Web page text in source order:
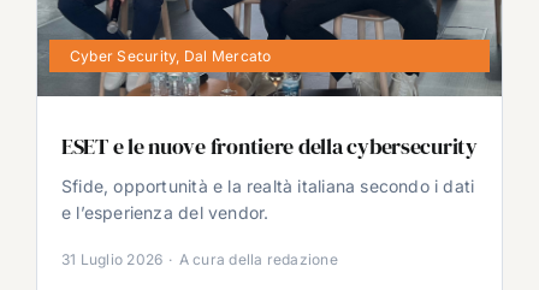
Cyber Security, Dal Mercato
ESET e le nuove frontiere della cybersecurity
Sfide, opportunità e la realtà italiana secondo i dati
e l’esperienza del vendor.
31 Luglio 2026 · A cura della redazione